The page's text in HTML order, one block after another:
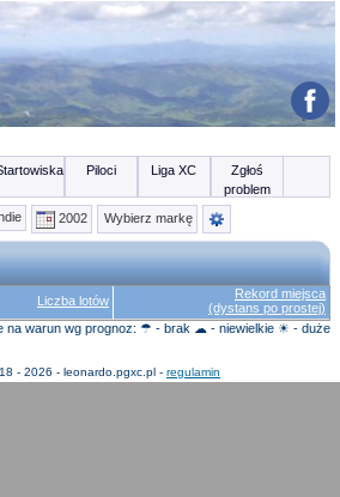
Piloci Liga XC
Zgłoś
problem
2002 Wybierz markę
Liczba lotów
Rekord miejsca
(dystans po prostej)
na warun wg prognoz: ☂ - brak ☁ - niewielkie ☀ - duże
- 2026 - leonardo.pgxc.pl - regulamin